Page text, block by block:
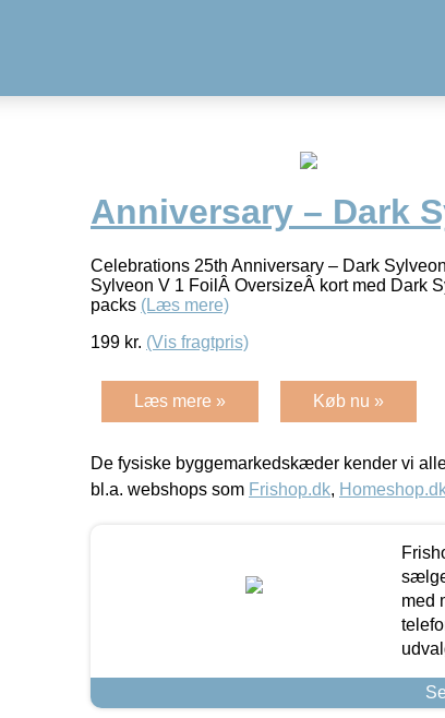
Anniversary – Dark
Celebrations 25th Anniversary – Dark
Sylveon V 1 FoilÂ OversizeÂ kort med Dark
packs (Læs mere)
199 kr. (Vis fragtpris)
Læs mere » Køb nu »
De fysiske byggemarkedskæder kender vi
bl.a. webshops som Frishop.dk,
med